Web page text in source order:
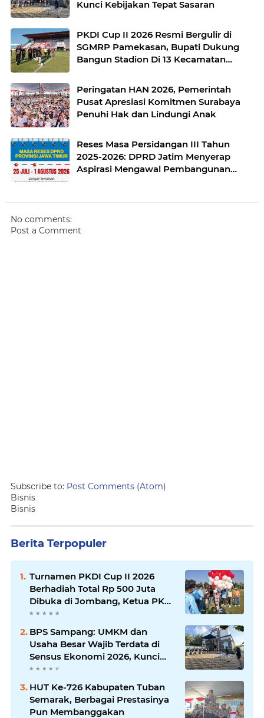
Kunci Kebijakan Tepat Sasaran
PKDI Cup II 2026 Resmi Bergulir di
SGMRP Pamekasan, Bupati Dukung
Bangun Stadion Di 13 Kecamatan
Peringatan HAN 2026, Pemerintah
Pusat Apresiasi Komitmen Surabaya
Penuhi Hak dan Lindungi Anak
Reses Masa Persidangan III Tahun
2025-2026: DPRD Jatim Menyerap
Aspirasi Mengawal Pembangunan
No comments:
Post a Comment
Subscribe to: Post Comments (Atom)
Bisnis
Bisnis
Berita Terpopuler
Turnamen PKDI Cup II 2026
Berhadiah Total Rp 500 Juta
Dibuka di Jombang, Ketua PKDI
Jatim Syaifullah Mahdi: Ajang
Komunikasi Antar-Kades untuk
Memajukan Desa
BPS Sampang: UMKM dan
Usaha Besar Wajib Terdata di
Sensus Ekonomi 2026, Kunci
Kebijakan Tepat Sasaran
HUT Ke-726 Kabupaten Tuban
Semarak, Berbagai Prestasinya
Pun Membanggakan